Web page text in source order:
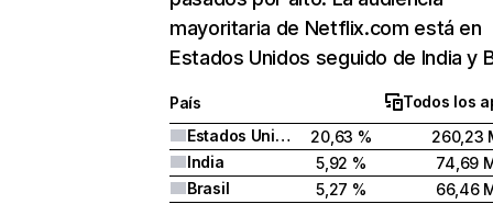
mayoritaria de Netflix.com está en
Estados Unidos seguido de India y
País
Todos los
Estados Unidos
20,63 %
260,23
India
5,92 %
74,69
Brasil
5,27 %
66,46